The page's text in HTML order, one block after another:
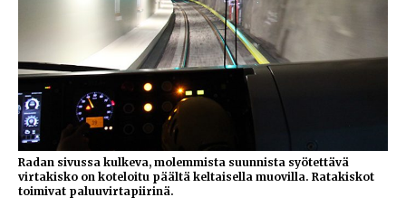
Radan sivussa kulkeva, molemmista suunnista syötettävä
virtakisko on koteloitu päältä keltaisella muovilla. Ratakiskot
toimivat paluuvirtapiirinä.